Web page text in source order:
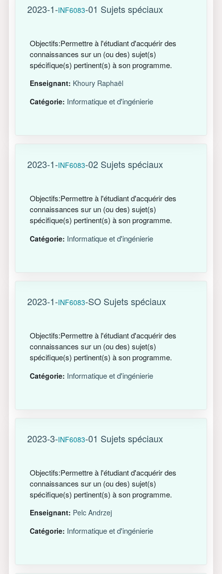
2023-1-INF6083-01 Sujets spéciaux
Objectifs:Permettre à l'étudiant d'acquérir des
connaissances sur un (ou des) sujet(s)
spécifique(s) pertinent(s) à son programme.
Enseignant: Khoury Raphaël
Catégorie: Informatique et d'ingénierie
2023-1-INF6083-02 Sujets spéciaux
Objectifs:Permettre à l'étudiant d'acquérir des
connaissances sur un (ou des) sujet(s)
spécifique(s) pertinent(s) à son programme.
Catégorie: Informatique et d'ingénierie
2023-1-INF6083-SO Sujets spéciaux
Objectifs:Permettre à l'étudiant d'acquérir des
connaissances sur un (ou des) sujet(s)
spécifique(s) pertinent(s) à son programme.
Catégorie: Informatique et d'ingénierie
2023-3-INF6083-01 Sujets spéciaux
Objectifs:Permettre à l'étudiant d'acquérir des
connaissances sur un (ou des) sujet(s)
spécifique(s) pertinent(s) à son programme.
Enseignant: Pelc Andrzej
Catégorie: Informatique et d'ingénierie